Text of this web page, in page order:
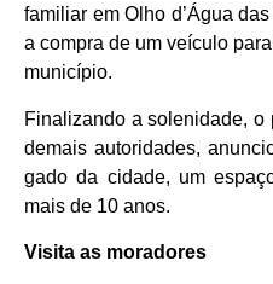
familiar em Olho d’Água
a compra de um veículo
município.
Finalizando a solenidade,
demais autoridades,
gado da cidade, um
mais de 10 anos.
Visita as moradores